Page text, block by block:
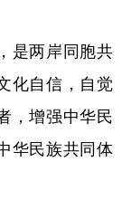
两岸同胞共
化自信，自觉
，增强中华民
华民族共同体